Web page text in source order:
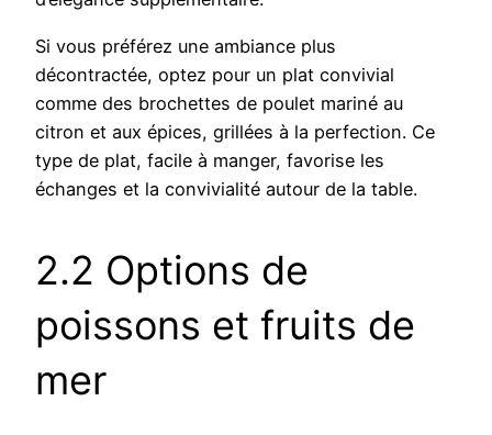
Si vous préférez une ambiance plus
décontractée, optez pour un plat convivial
comme des brochettes de poulet mariné au
citron et aux épices, grillées à la perfection. Ce
type de plat, facile à manger, favorise les
échanges et la convivialité autour de la table.
2.2 Options de
poissons et fruits de
mer